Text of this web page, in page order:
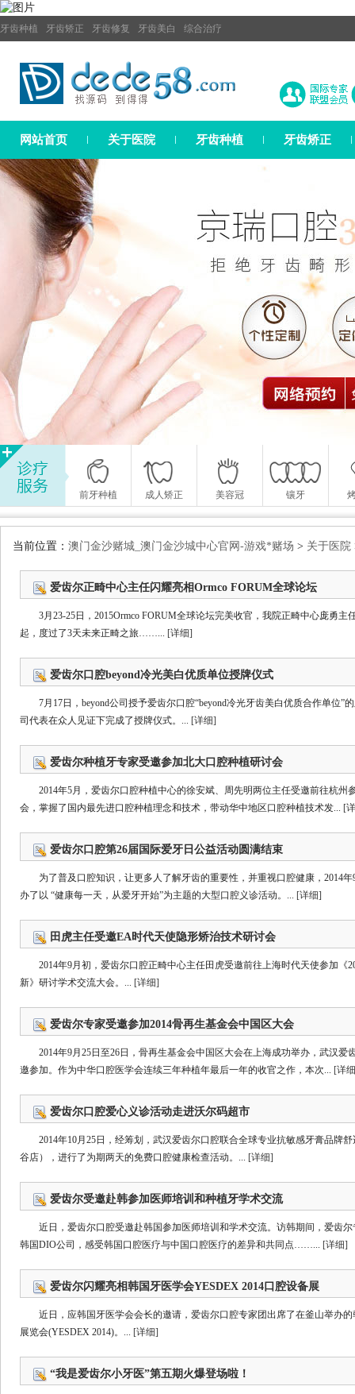
牙齿种植 牙齿矫正 牙齿修复 牙齿美白 综合治疗
网站首页 关于医院 牙齿种植 牙齿矫正
前牙种植 成人矫正 美容冠 镶牙
当前位置： 澳门金沙赌城_澳门金沙城中心官网-游戏*赌场 > 关于医院
爱齿尔正畸中心主任闪耀亮相Ormco FORUM全球论坛
3月23-25日，2015Ormco FORUM全球论坛完美收官，我院正畸中心庞勇
起，度过了3天未来正畸之旅……... [详细]
爱齿尔口腔beyond冷光美白优质单位授牌仪式
7月17日，beyond公司授予爱齿尔口腔“beyond冷光牙齿美白优质合作单位”
司代表在众人见证下完成了授牌仪式。... [详细]
爱齿尔种植牙专家受邀参加北大口腔种植研讨会
2014年5月，爱齿尔口腔种植中心的徐安斌、周先明两位主任受邀前往杭州
会，掌握了国内最先进口腔种植理念和技术，带动华中地区口腔种植技术发... [
爱齿尔口腔第26届国际爱牙日公益活动圆满结束
为了普及口腔知识，让更多人了解牙齿的重要性，并重视口腔健康，2014
办了以 “健康每一天，从爱牙开始”为主题的大型口腔义诊活动。... [详细]
田虎主任受邀EA时代天使隐形矫治技术研讨会
2014年9月初，爱齿尔口腔正畸中心主任田虎受邀前往上海时代天使参加《
新》研讨学术交流大会。... [详细]
爱齿尔专家受邀参加2014骨再生基金会中国区大会
2014年9月25日至26日，骨再生基金会中国区大会在上海成功举办，武汉
邀参加。作为中华口腔医学会连续三年种植年最后一年的收官之作，本次... [详
爱齿尔口腔爱心义诊活动走进沃尔码超市
2014年10月25日，经筹划，武汉爱齿尔口腔联合全球专业抗敏感牙膏品牌
谷店），进行了为期两天的免费口腔健康检查活动。... [详细]
爱齿尔受邀赴韩参加医师培训和种植牙学术交流
近日，爱齿尔口腔受邀赴韩国参加医师培训和学术交流。访韩期间，爱齿
韩国DIO公司，感受韩国口腔医疗与中国口腔医疗的差异和共同点……... [详细]
爱齿尔闪耀亮相韩国牙医学会YESDEX 2014口腔设备展
近日，应韩国牙医学会会长的邀请，爱齿尔口腔专家团出席了在釜山举办
展览会(YESDEX 2014)。... [详细]
“我是爱齿尔小牙医”第五期火爆登场啦！